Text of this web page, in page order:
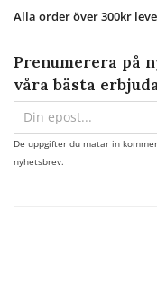
Alla order över 300kr
Prenumerera på
våra bästa
De uppgifter du matar in
nyhetsbrev.